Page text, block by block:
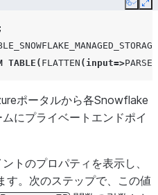
Copy
TABLE ( FLATTEN ( input=>
ポータルから各Snowflake
にプライベートエンドポイ
トのプロパティを表示し、
す。次のステップで、この値